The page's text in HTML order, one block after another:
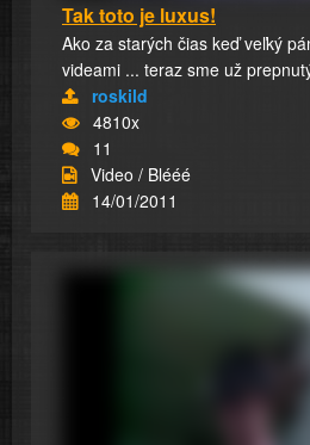
Tak toto je luxus!
Ako za starých čias keď veľký
videami ... teraz sme už
roskild
4810x
11
Video / Blééé
14/01/2011